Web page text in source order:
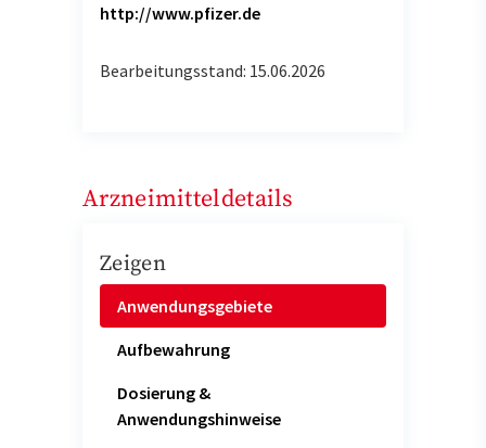
http://www.pfizer.de
Bearbeitungsstand: 15.06.2026
Arzneimitteldetails
Zeigen
Anwendungsgebiete
Aufbewahrung
Dosierung &
Anwendungshinweise